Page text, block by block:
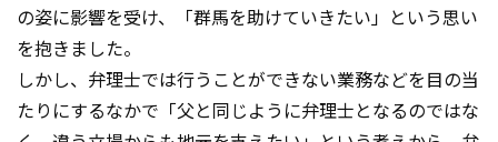
の姿に影響を受け、「群馬を助けていきたい」という思い
を抱きました。
しかし、弁理士では行うことができない業務などを目の当
たりにするなかで「父と同じように弁理士となるのではな